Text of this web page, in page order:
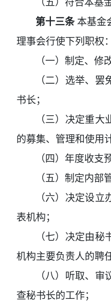
第十三条 本基金
理事会行使下列职权：
（一）制定、修
（二）选举、
书长；
（三）决定重
的募集、管理和使用
（四）年度收支
（五）制定内部
（六）决定设
表机构；
（七）决定由
机构主要负责人的聘任
（八）听取、
查秘书长的工作；